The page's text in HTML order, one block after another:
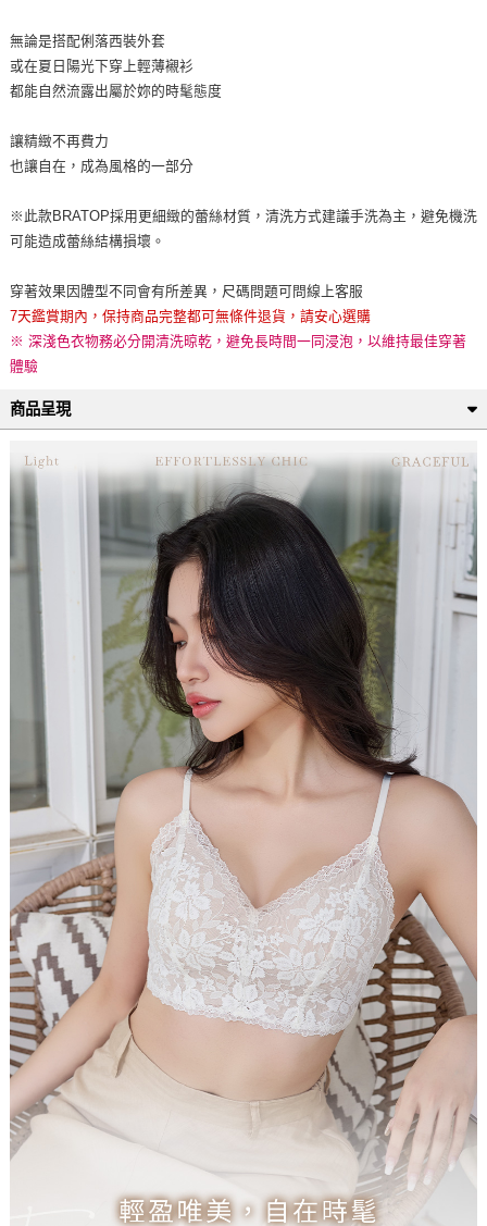
無論是搭配俐落西裝外套
或在夏日陽光下穿上輕薄襯衫
都能自然流露出屬於妳的時髦態度
讓精緻不再費力
也讓自在，成為風格的一部分
※此款BRATOP採用更細緻的蕾絲材質，清洗方式建議手洗為主，避免機洗
可能造成蕾絲結構損壞。
穿著效果因體型不同會有所差異，尺碼問題可問線上客服
7天鑑賞期內，保持商品完整都可無條件退貨，請安心選購
※ 深淺色衣物務必分開清洗晾乾，避免長時間一同浸泡，以維持最佳穿著
體驗
商品呈現